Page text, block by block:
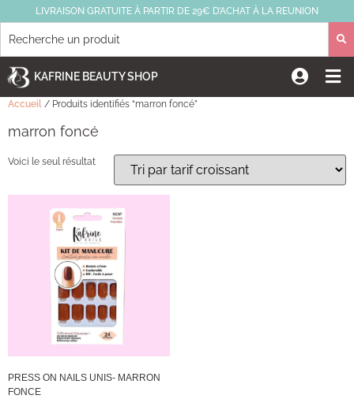
LIVRAISON GRATUITE À PARTIR DE 29€ D’ACHAT À LA REUNION
KAFRINE BEAUTY SHOP
Accueil / Produits identifiés “marron foncé”
marron foncé
Voici le seul résultat
PRESS ON NAILS UNIS- MARRON
FONCE